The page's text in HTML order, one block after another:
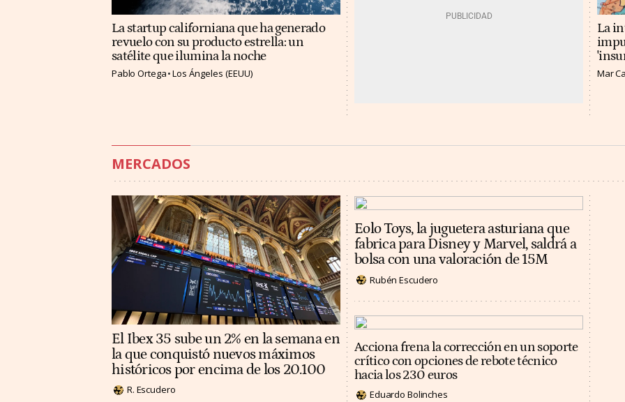
La startup californiana que ha generado
revuelo con su producto estrella: un
satélite que ilumina la noche
Pablo Ortega Los Ángeles (EEUU)
La
Mar
MERCADOS
El Ibex 35 sube un 2% en la semana en
la que conquistó nuevos máximos
históricos por encima de los 20.100
R. Escudero
Eolo Toys, la juguetera asturiana que
fabrica para Disney y Marvel, saldrá a
bolsa con una valoración de 15M
Rubén Escudero
Acciona frena la corrección en un soporte
crítico con opciones de rebote técnico
hacia los 230 euros
Eduardo Bolinches